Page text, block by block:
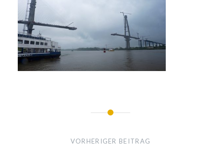
Beitragsnavigation
VORHERIGER BEITRAG